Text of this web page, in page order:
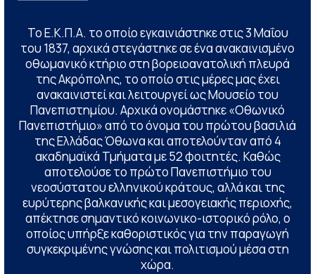
Το Ε.Κ.Π.Α. το οποίο εγκαινιάστηκε στις 3 Μαΐου
του 1837, αρχικά στεγάστηκε σε ένα ανακαινισμένο
οθωμανικό κτήριο στη βορειοανατολική πλευρά
της Ακρόπολης, το οποίο στις μέρες μας έχει
ανακαινιστεί και λειτουργεί ως Μουσείο του
Πανεπιστημίου. Αρχικά ονομάστηκε «Οθωνικό
Πανεπιστήμιο» από το όνομα του πρώτου βασιλιά
της Ελλάδας Όθωνα και αποτελούνταν από 4
ακαδημαϊκά Τμήματα με 52 φοιτητές. Καθώς
αποτελούσε το πρώτο Πανεπιστήμιο του
νεοσύστατου ελληνικού κράτους, αλλά και της
ευρύτερης βαλκανικής και μεσογειακής περιοχής,
απέκτησε σημαντικό κοινωνικο-ιστορικό ρόλο, ο
οποίος υπήρξε καθοριστικός για την παραγωγή
συγκεκριμένης γνώσης και πολιτισμού μέσα στη
χώρα.